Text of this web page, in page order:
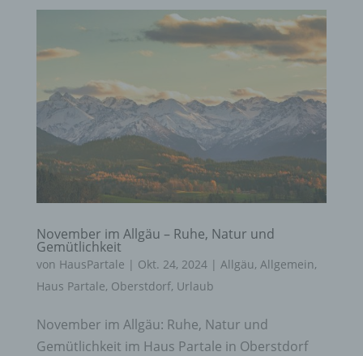
November im Allgäu – Ruhe, Natur und
Gemütlichkeit
von HausPartale | Okt. 24, 2024| Allgäu, Allgemein,
Haus Partale, Oberstdorf, Urlaub
November im Allgäu: Ruhe, Natur und
Gemütlichkeit im Haus Partale in Oberstdorf